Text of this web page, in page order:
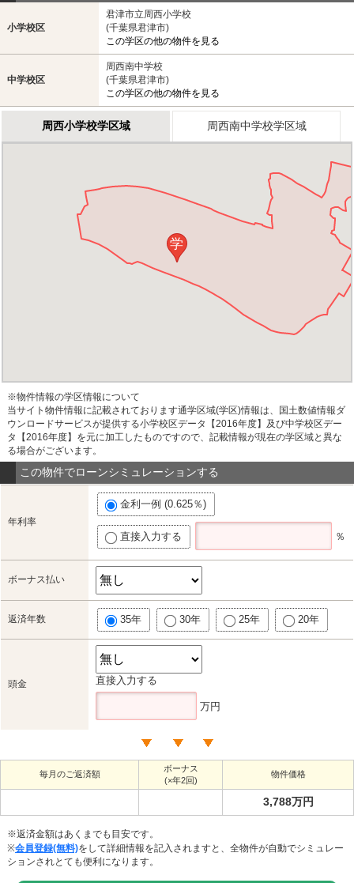
小学校区
君津市立周西小学校
(千葉県君津市)
この学区の他の物件を見る
中学校区
周西南中学校
(千葉県君津市)
この学区の他の物件を見る
周西小学校学区域 周西南中学校学区域
学
※物件情報の学区情報について
当サイト物件情報に記載されております通学区域(学区)情報は、国土数値情報ダ
ウンロードサービスが提供する小学校区データ【2016年度】及び中学校区デー
タ【2016年度】を元に加工したものですので、記載情報が現在の学区域と異な
る場合がございます。
この物件でローンシミュレーションする
年利率
金利一例 (0.625％)
直接入力する ％
ボーナス払い
返済年数 35年 30年 25年 20年
頭金 直接入力する
万円
毎月のご返済額
ボーナス
(×年2回)
物件価格
3,788万円
※返済金額はあくまでも目安です。
※会員登録(無料)をして詳細情報を記入されますと、全物件が自動でシミュレー
ションされとても便利になります。